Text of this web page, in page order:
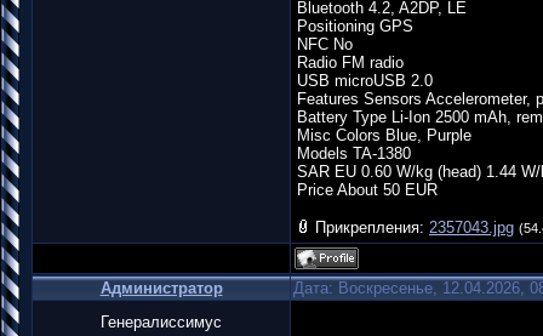
Bluetooth 4.2, A2DP, LE
Positioning GPS
NFC No
Radio FM radio
USB microUSB 2.0
Features Sensors Accelerometer,
Battery Type Li-Ion 2500 mAh,
Misc Colors Blue, Purple
Models TA-1380
SAR EU 0.60 W/kg (head) 1.44
Price About 50 EUR
Прикрепления: 2357043.jpg
Администратор
Дата: Воскресенье, 12.04.2026,
Генералиссимус